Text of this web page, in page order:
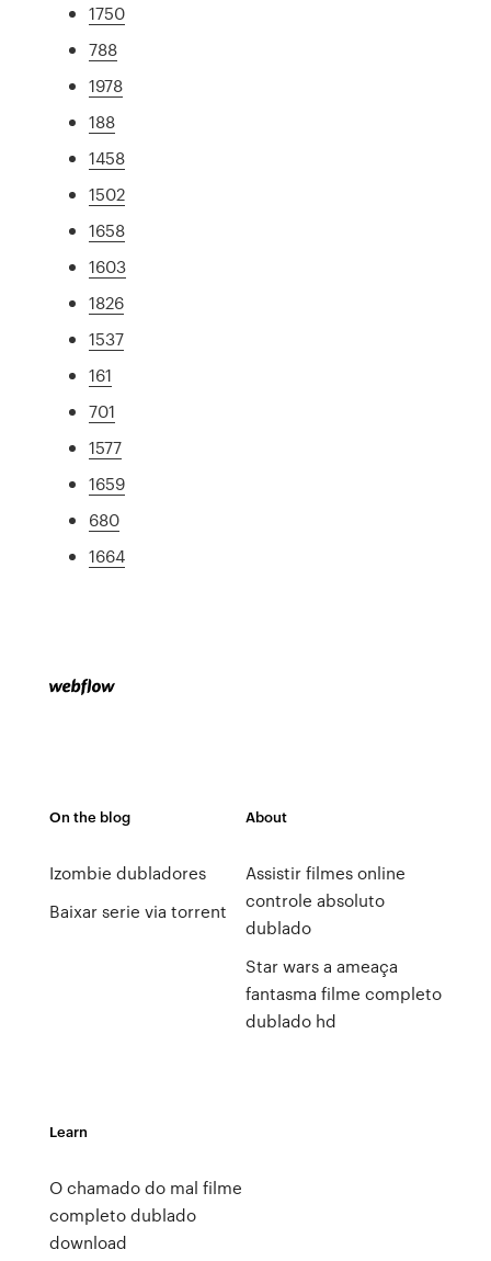
1750
788
1978
188
1458
1502
1658
1603
1826
1537
161
701
1577
1659
680
1664
On the blog
Izombie dubladores
Baixar serie via torrent
About
Assistir filmes online
controle absoluto
dublado
Star wars a ameaça
fantasma filme completo
dublado hd
Learn
O chamado do mal filme
completo dublado
download